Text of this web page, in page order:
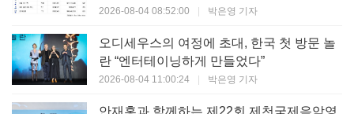
2026-08-04 08:52:00 | 박은영 기자
오디세우스의 여정에 초대, 한국 첫 방문 놀
란 “엔터테이닝하게 만들었다”
2026-08-04 11:00:24 | 박은영 기자
안재홍과 함께하는 제22회 제천국제음악영